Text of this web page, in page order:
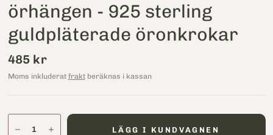
örhängen - 925 sterling
guldpläterade öronkrokar
485 kr
Moms inkluderat fraktberäknas i kassan
LÄGG I KUNDVAGNEN